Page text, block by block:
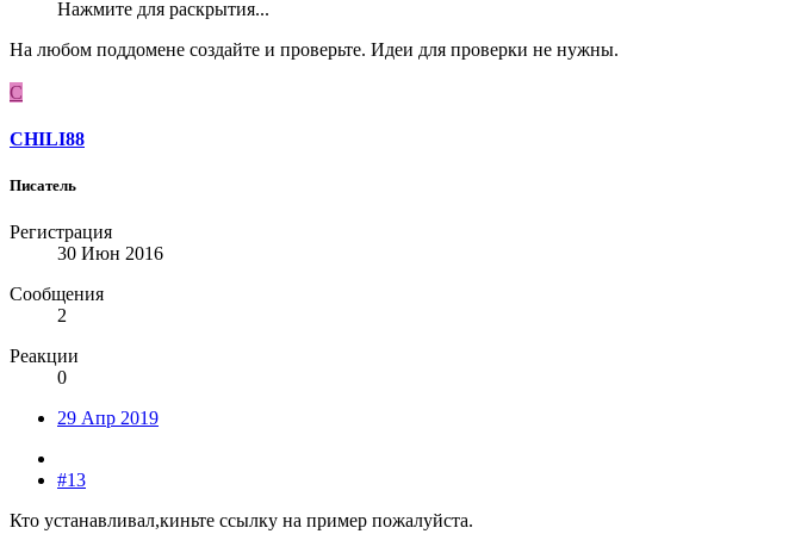
Нажмите для раскрытия...
На любом поддомене создайте и проверьте. Идеи для проверки не нужны.
C
CHILI88
Писатель
Регистрация
30 Июн 2016
Сообщения
2
Реакции
0
29 Апр 2019
#13
Кто устанавливал,киньте ссылку на пример пожалуйста.